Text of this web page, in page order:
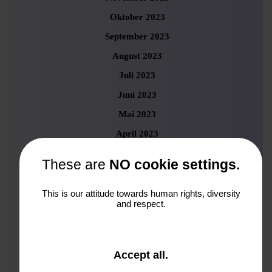
Oktober 2023
September 2023
August 2023
Juli 2023
Juni 2023
Mai 2023
April 2023
Februar 2023
Januar 2023
Dezember 2022
Oktober 2022
These are NO cookie settings.
This is our attitude towards human rights, diversity
and respect.
Accept all and
.